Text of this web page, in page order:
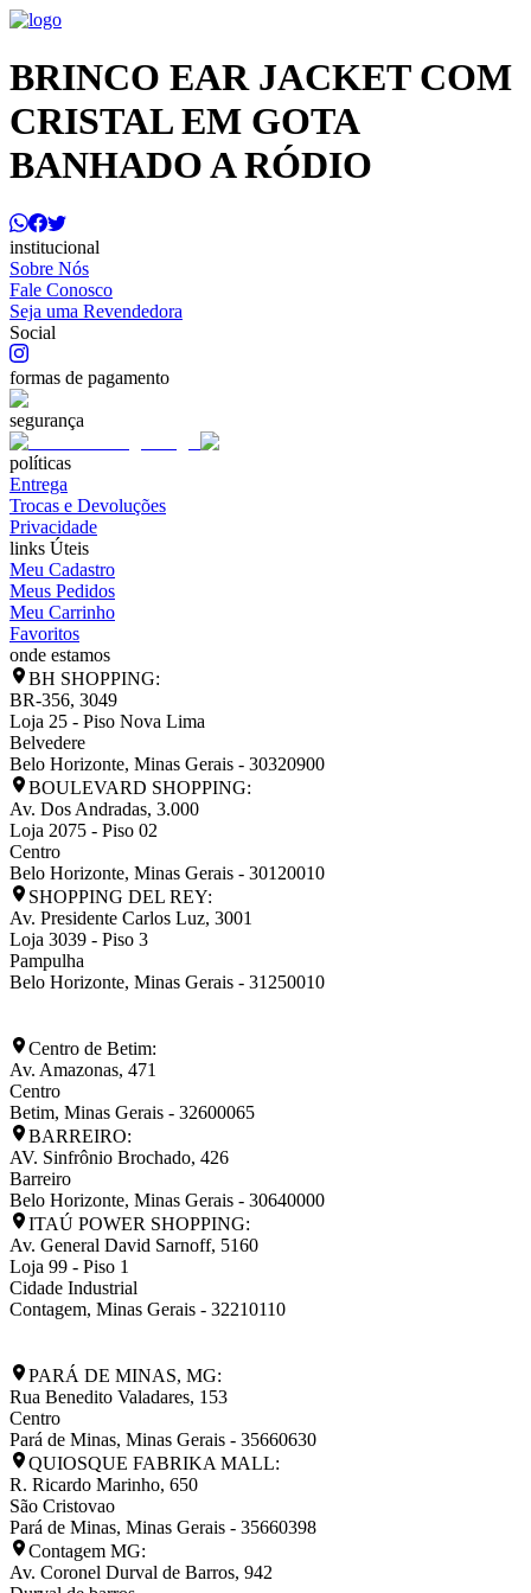
BRINCO EAR JACKET COM
CRISTAL EM GOTA
BANHADO A RÓDIO
institucional
Sobre Nós
Fale Conosco
Seja uma Revendedora
Social
formas de pagamento
segurança
políticas
Entrega
Trocas e Devoluções
Privacidade
links Úteis
Meu Cadastro
Meus Pedidos
Meu Carrinho
Favoritos
onde estamos
BH SHOPPING:
BR-356, 3049
Loja 25 - Piso Nova Lima
Belvedere
Belo Horizonte, Minas Gerais - 30320900
BOULEVARD SHOPPING:
Av. Dos Andradas, 3.000
Loja 2075 - Piso 02
Centro
Belo Horizonte, Minas Gerais - 30120010
SHOPPING DEL REY:
Av. Presidente Carlos Luz, 3001
Loja 3039 - Piso 3
Pampulha
Belo Horizonte, Minas Gerais - 31250010
Centro de Betim:
Av. Amazonas, 471
Centro
Betim, Minas Gerais - 32600065
BARREIRO:
AV. Sinfrônio Brochado, 426
Barreiro
Belo Horizonte, Minas Gerais - 30640000
ITAÚ POWER SHOPPING:
Av. General David Sarnoff, 5160
Loja 99 - Piso 1
Cidade Industrial
Contagem, Minas Gerais - 32210110
PARÁ DE MINAS, MG:
Rua Benedito Valadares, 153
Centro
Pará de Minas, Minas Gerais - 35660630
QUIOSQUE FABRIKA MALL:
R. Ricardo Marinho, 650
São Cristovao
Pará de Minas, Minas Gerais - 35660398
Contagem MG:
Av. Coronel Durval de Barros, 942